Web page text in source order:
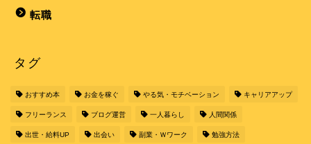
転職
タグ
おすすめ本 お金を稼ぐ やる気・モチベーション キャリアアップ
フリーランス ブログ運営 一人暮らし 人間関係
出世・給料UP 出会い 副業・Ｗワーク 勉強方法